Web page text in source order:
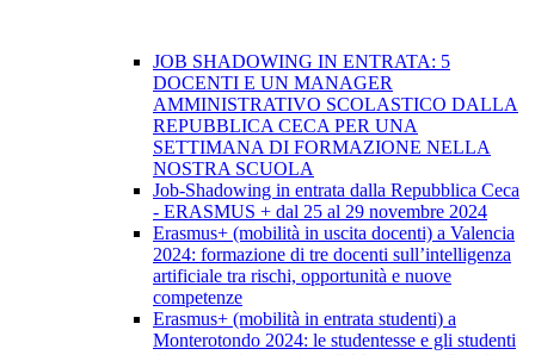
JOB SHADOWING IN ENTRATA: 5
DOCENTI E UN MANAGER
AMMINISTRATIVO SCOLASTICO DALLA
REPUBBLICA CECA PER UNA
SETTIMANA DI FORMAZIONE NELLA
NOSTRA SCUOLA
Job-Shadowing in entrata dalla Repubblica Ceca
- ERASMUS + dal 25 al 29 novembre 2024
Erasmus+ (mobilità in uscita docenti) a Valencia
2024: formazione di tre docenti sull’intelligenza
artificiale tra rischi, opportunità e nuove
competenze
Erasmus+ (mobilità in entrata studenti) a
Monterotondo 2024: le studentesse e gli studenti